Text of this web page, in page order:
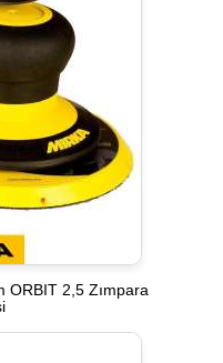
ORBIT 2,5 Zımpara